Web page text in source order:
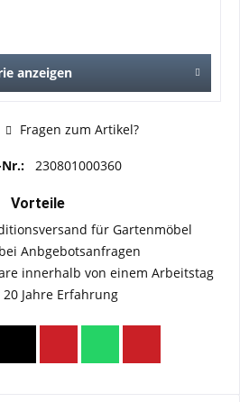
anzeigen
Fragen zum Artikel?
230801000360
Vorteile
für Gartenmöbel
Anbgebotsanfragen
innerhalb von einem Arbeitstag
20 Jahre Erfahrung